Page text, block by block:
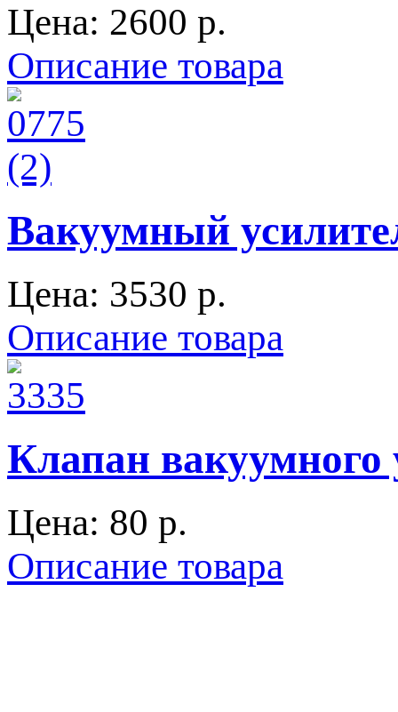
Цена: 2600 p.
Описание товара
Вакуумный
Цена: 3530 p.
Описание товара
Клапан вакуумного
Цена: 80 p.
Описание товара